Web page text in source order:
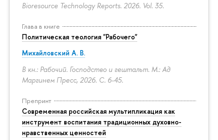
Bioresource Technology Reports. 2026. Vol. 35.
Глава в книге
Политическая теология "Рабочего"
Михайловский А. В.
В кн.: Рабочий. Господство и гештальт. М.: Ад
Маргинем Пресс, 2026. С. 6-45.
Препринт
Современная российская мультипликация как
инструмент воспитания традиционных духовно-
нравственных ценностей